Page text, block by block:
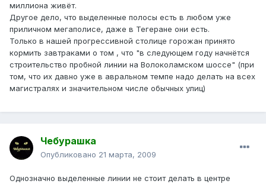
миллиона живёт.
Другое дело, что выделенные полосы есть в любом уже
приличном мегаполисе, даже в Тегеране они есть.
Только в нашей прогрессивной столице горожан принято
кормить завтраками о том , что "в следующем году начнётся
строительство пробной линии на Волоколамском шоссе" (при
том, что их давно уже в авральном темпе надо делать на всех
магистралях и значительном числе обычных улиц)
Чебурашка
Опубликовано 21 марта, 2009
Однозначно выделенные линии не стоит делать в центре